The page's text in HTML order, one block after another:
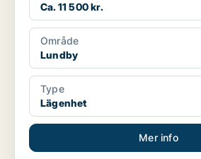
Ca. 11 500 kr.
Område
Lundby
Type
Lägenhet
Mer info